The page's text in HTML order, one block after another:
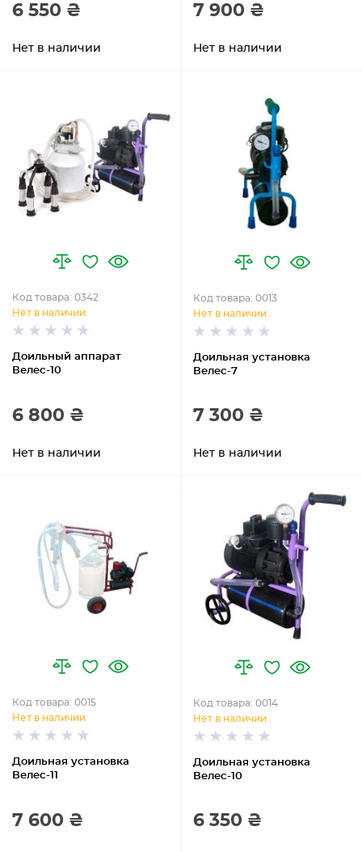
6 550 ₴
Нет в наличии
7 900 ₴
Нет в наличии
Доильный аппарат
Велес-10
Код товара: 0342
Нет в наличии
6 800 ₴
Нет в наличии
Доильная установка
Велес-7
Код товара: 0013
Нет в наличии
7 300 ₴
Нет в наличии
Доильная установка
Велес-11
Код товара: 0015
Нет в наличии
7 600 ₴
Доильная установка
Велес-10
Код товара: 0014
Нет в наличии
6 350 ₴